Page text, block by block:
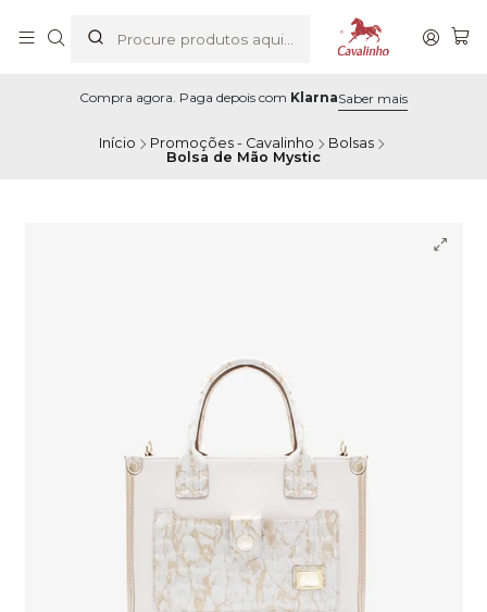
Compra agora. Paga depois com KlarnaSaber mais
Início Promoções - Cavalinho
Bolsas
Bolsa de Mão Mystic